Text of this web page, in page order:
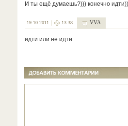
И ты ещё думаешь?))) конечно
19.10.2011 13:38 VVA
идти или не идти